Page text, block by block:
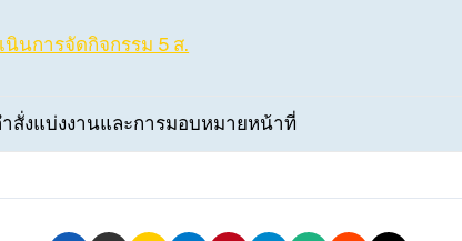
นินการจัดกิจกรรม 5 ส.
สั่งแบ่งงานและการมอบหมายหน้าที่